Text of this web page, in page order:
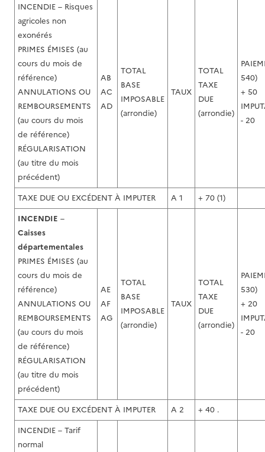
INCENDIE – Risques
agricoles non
exonérés
PRIMES ÉMISES (au
cours du mois de
référence)
ANNULATIONS OU
REMBOURSEMENTS
(au cours du mois
de référence)
RÉGULARISATION
(au titre du mois
précédent)
AB
AC
AD
TOTAL
BASE
IMPOSABLE
(arrondie)
TAUX
TOTAL
TAXE
DUE
(arrondie)
540)
+ 50
- 20
TAXE DUE OU EXCÉDENT À IMPUTER A 1
+ 70 (1)
INCENDIE –
Caisses
départementales
PRIMES ÉMISES (au
cours du mois de
référence)
ANNULATIONS OU
REMBOURSEMENTS
(au cours du mois
de référence)
RÉGULARISATION
(au titre du mois
précédent)
AE
AF
AG
TOTAL
BASE
IMPOSABLE
(arrondie)
TAUX
TOTAL
TAXE
DUE
(arrondie)
530)
+ 20
- 20
TAXE DUE OU EXCÉDENT À IMPUTER A 2
+ 40 .
INCENDIE – Tarif
normal